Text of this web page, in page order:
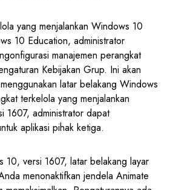
yang menjalankan Windows 10
10 Education, administrator
manajemen perangkat
Kebijakan Grup. Ini akan
latar belakang Windows
terkelola yang menjalankan
1607, administrator dapat
aplikasi pihak ketiga.
10, versi 1607, latar belakang layar
menonaktifkan jendela Animate